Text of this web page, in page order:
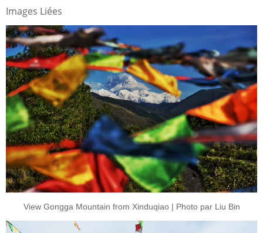
Images Liées
View Gongga Mountain from Xinduqiao | Photo par Liu Bin